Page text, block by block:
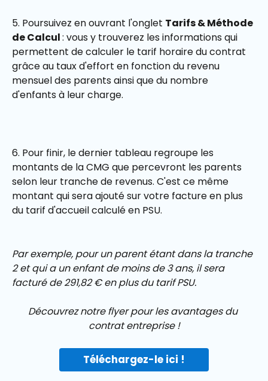
5. Poursuivez en ouvrant l'onglet Tarifs & Méthode
de Calcul : vous y trouverez les informations qui
permettent de calculer le tarif horaire du contrat
grâce au taux d'effort en fonction du revenu
mensuel des parents ainsi que du nombre
d'enfants à leur charge.
6. Pour finir, le dernier tableau regroupe les
montants de la CMG que percevront les parents
selon leur tranche de revenus. C'est ce même
montant qui sera ajouté sur votre facture en plus
du tarif d'accueil calculé en PSU.
Par exemple, pour un parent étant dans la tranche
2 et qui a un enfant de moins de 3 ans, il sera
facturé de 291,82 € en plus du tarif PSU.
Découvrez notre flyer pour les avantages du
contrat entreprise !
Téléchargez-le ici !